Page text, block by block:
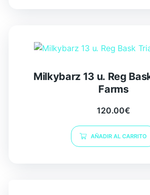
Milkybarz 13 u. Reg
Farms
120.00€
AÑADIR AL CARRITO